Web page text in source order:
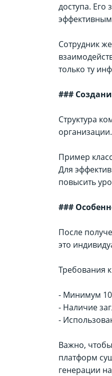
доступа.
Сотрудник
только ту
###
Структура
Пример
Для
повысить
###
После
это
Требования
- Минимум
- Наличие
-
Важно,
платформ
генерации